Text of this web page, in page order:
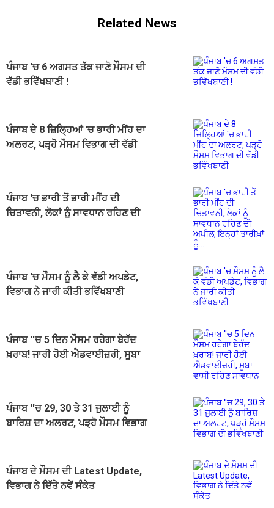
Related News
ਪੰਜਾਬ 'ਚ 6 ਅਗਸਤ ਤੱਕ ਜਾਣੋ ਮੌਸਮ ਦੀ
ਵੱਡੀ ਭਵਿੱਖਬਾਣੀ !
ਪੰਜਾਬ ਦੇ 8 ਜ਼ਿਲ੍ਹਿਆਂ 'ਚ ਭਾਰੀ ਮੀਂਹ ਦਾ
ਅਲਰਟ, ਪੜ੍ਹੋ ਮੌਸਮ ਵਿਭਾਗ ਦੀ ਵੱਡੀ
ਪੰਜਾਬ 'ਚ ਭਾਰੀ ਤੋਂ ਭਾਰੀ ਮੀਂਹ ਦੀ
ਚਿਤਾਵਨੀ, ਲੋਕਾਂ ਨੂੰ ਸਾਵਧਾਨ ਰਹਿਣ ਦੀ
ਪੰਜਾਬ 'ਚ ਮੌਸਮ ਨੂੰ ਲੈ ਕੇ ਵੱਡੀ ਅਪਡੇਟ,
ਵਿਭਾਗ ਨੇ ਜਾਰੀ ਕੀਤੀ ਭਵਿੱਖਬਾਣੀ
ਪੰਜਾਬ ''ਚ 5 ਦਿਨ ਮੌਸਮ ਰਹੇਗਾ ਬੇਹੱਦ
ਖ਼ਰਾਬ! ਜਾਰੀ ਹੋਈ ਐਡਵਾਈਜ਼ਰੀ, ਸੂਬਾ
ਪੰਜਾਬ ''ਚ 29, 30 ਤੇ 31 ਜੁਲਾਈ ਨੂੰ
ਬਾਰਿਸ਼ ਦਾ ਅਲਰਟ, ਪੜ੍ਹੋ ਮੌਸਮ ਵਿਭਾਗ
ਪੰਜਾਬ ਦੇ ਮੌਸਮ ਦੀ Latest Update,
ਵਿਭਾਗ ਨੇ ਦਿੱਤੇ ਨਵੇਂ ਸੰਕੇਤ